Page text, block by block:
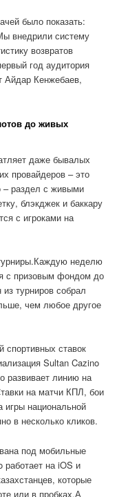
было показать:
внедрили систему
возвратов
год аудитория
Айдар Кенжебаев,
до живых
даже бывалых
провайдеров – это
– раздел с живыми
блэкджек и баккару
с игроками на
неделю
с призовым фондом до
турниров собрал
чем любое другое
спортивных ставок
Sultan Cazino
развивает линию на
на матчи КПЛ, бои
национальной
в несколько кликов.
под мобильные
работает на iOS и
которые
или в пробках.А